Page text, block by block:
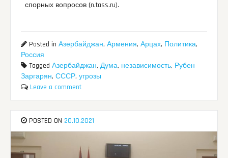
спорных вопросов (n.tass.ru).
Posted inАзербайджан,Армения,Арцах, Политика,
Россия
TaggedАзербайджан,Дума, независимость, Рубен
Заргарян,СССР,угрозы
Leave a comment
POSTED ON 20.10.2021